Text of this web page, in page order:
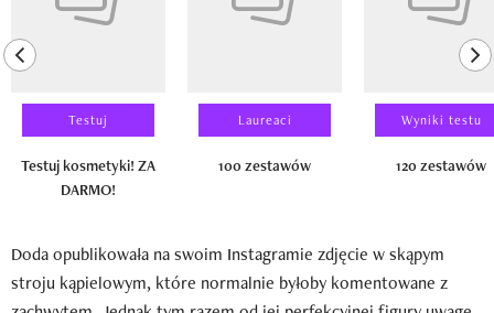
previous element
Testuj
Testuj kosmetyki! ZA
DARMO!
Laureaci
100 zestawów
Wyniki testu
120 zestawów
Doda opublikowała na swoim Instagramie zdjęcie w skąpym
stroju kąpielowym, które normalnie byłoby komentowane z